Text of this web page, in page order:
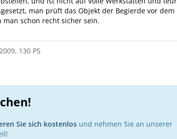
man prüft das Objekt der Begierde vor dem
schon recht sicher sein.
130 PS
Sie sich kostenlos und nehmen Sie an unserer